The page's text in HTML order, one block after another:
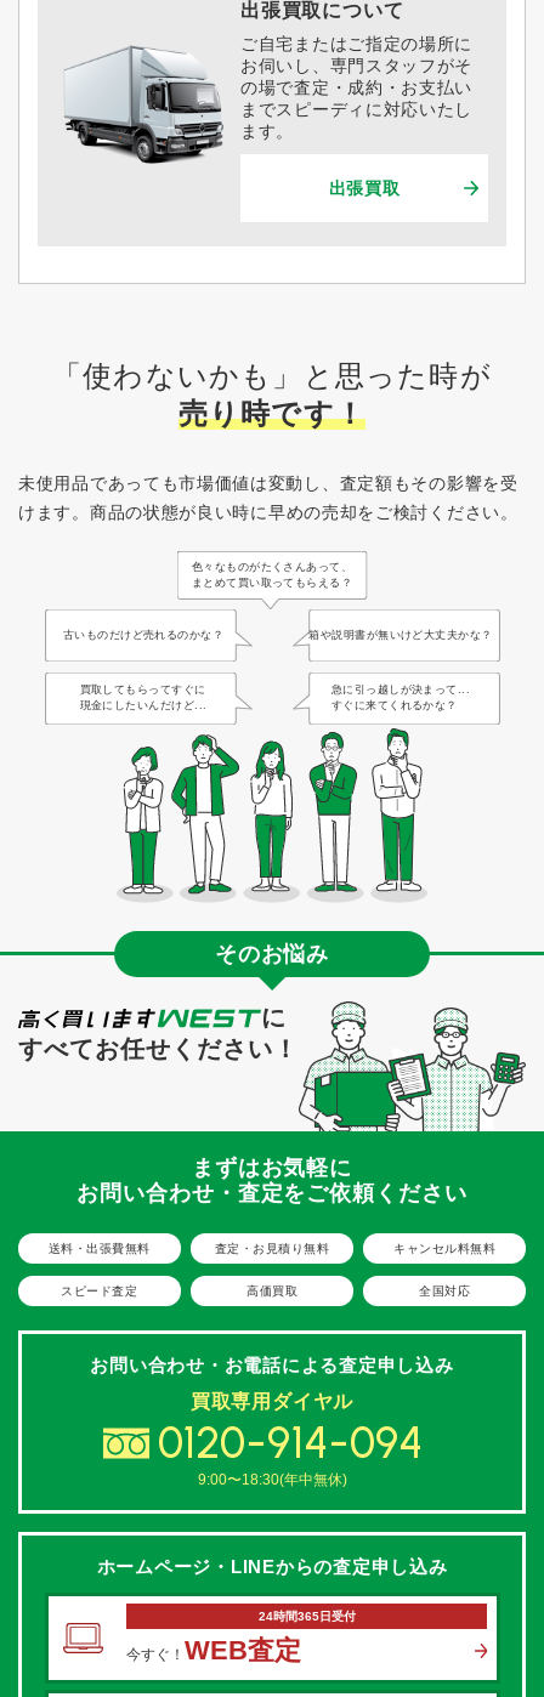
出張買取について
ご自宅またはご指定の場所に
お伺いし、専門スタッフがそ
の場で査定・成約・お支払い
までスピーディに対応いたし
ます。
出張買取
「使わないかも」と思った時が
売り時です！
未使用品であっても市場価値は変動し、査定額もその影響を受
けます。 商品の状態が良い時に早めの売却をご検討ください。
色々なものがたくさんあって、
まとめて買い取ってもらえる？
古いものだけど売れるのかな？ 箱や説明書が無いけど大丈夫かな？
買取してもらってすぐに
現金にしたいんだけど...
急に引っ越しが決まって...
すぐに来てくれるかな？
そのお悩み
に
すべてお任せください！
まずはお気軽に
お問い合わせ・査定をご依頼ください
送料・出張費無料 査定・お見積り無料 キャンセル料無料
スピード査定 高価買取 全国対応
お問い合わせ・お電話による査定申し込み
買取専用ダイヤル
0120-914-094
9:00〜18:30(年中無休)
ホームページ・LINEからの査定申し込み
24時間365日受付
今すぐ！ WEB査定